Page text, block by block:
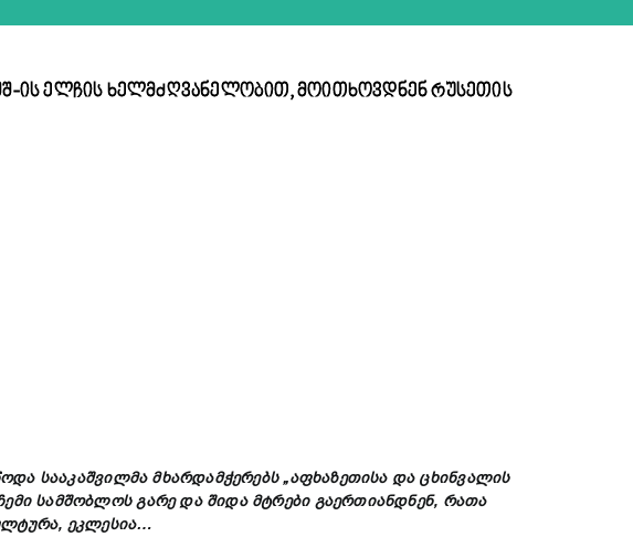
ის ელჩის ხელმძღვანელობით, მოითხოვდნენ რუსეთის
სააკაშვილმა მხარდამჭერებს„აფხაზეთისა და ცხინვალის
სამშობლოს გარე და შიდა მტრები გაერთიანდნენ, რათა
, ეკლესია…